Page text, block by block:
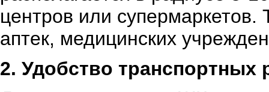
центров или
аптек, медицинских
2. Удобство транспортных